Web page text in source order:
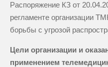
Распоряжение КЗ от
регламенте организации
борьбы с угрозой
Цели организации и
применением